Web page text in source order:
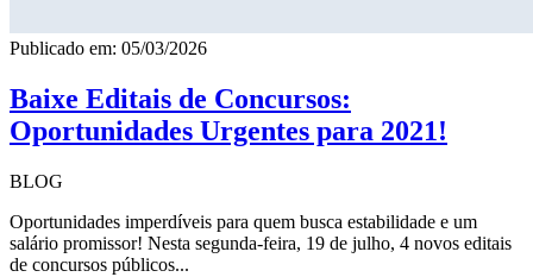
Publicado em: 05/03/2026
Baixe Editais de Concursos:
Oportunidades Urgentes para 2021!
BLOG
Oportunidades imperdíveis para quem busca estabilidade e um
salário promissor! Nesta segunda-feira, 19 de julho, 4 novos editais
de concursos públicos...